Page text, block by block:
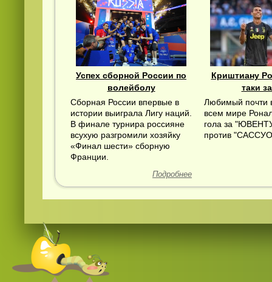
Успех сборной России по
волейболу
Сборная России впервые в
истории выиграла Лигу наций.
В финале турнира россияне
всухую разгромили хозяйку
«Финал шести» сборную
Франции.
Подробнее
Криштиану
таки
Любимый почти
всем мире
гола за
против